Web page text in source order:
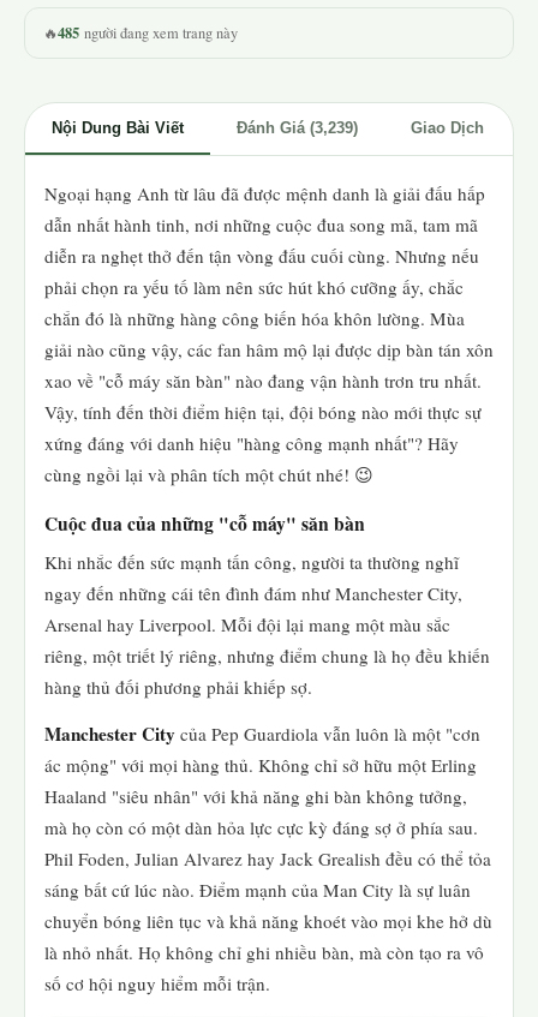
🔥485 người đang xem trang này
Nội Dung Bài Viết Đánh Giá (3,239) Giao Dịch
Ngoại hạng Anh từ lâu đã được mệnh danh là giải đấu hấp
dẫn nhất hành tinh, nơi những cuộc đua song mã, tam mã
diễn ra nghẹt thở đến tận vòng đấu cuối cùng. Nhưng nếu
phải chọn ra yếu tố làm nên sức hút khó cưỡng ấy, chắc
chắn đó là những hàng công biến hóa khôn lường. Mùa
giải nào cũng vậy, các fan hâm mộ lại được dịp bàn tán xôn
xao về "cỗ máy săn bàn" nào đang vận hành trơn tru nhất.
Vậy, tính đến thời điểm hiện tại, đội bóng nào mới thực sự
xứng đáng với danh hiệu "hàng công mạnh nhất"? Hãy
cùng ngồi lại và phân tích một chút nhé! 😉
Cuộc đua của những "cỗ máy" săn bàn
Khi nhắc đến sức mạnh tấn công, người ta thường nghĩ
ngay đến những cái tên đình đám như Manchester City,
Arsenal hay Liverpool. Mỗi đội lại mang một màu sắc
riêng, một triết lý riêng, nhưng điểm chung là họ đều khiến
hàng thủ đối phương phải khiếp sợ.
Manchester City của Pep Guardiola vẫn luôn là một "cơn
ác mộng" với mọi hàng thủ. Không chỉ sở hữu một Erling
Haaland "siêu nhân" với khả năng ghi bàn không tưởng,
mà họ còn có một dàn hỏa lực cực kỳ đáng sợ ở phía sau.
Phil Foden, Julian Alvarez hay Jack Grealish đều có thể tỏa
sáng bất cứ lúc nào. Điểm mạnh của Man City là sự luân
chuyển bóng liên tục và khả năng khoét vào mọi khe hở dù
là nhỏ nhất. Họ không chỉ ghi nhiều bàn, mà còn tạo ra vô
số cơ hội nguy hiểm mỗi trận.